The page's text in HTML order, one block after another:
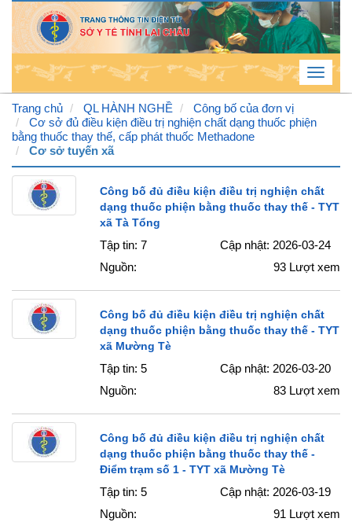
Thứ
5 , 6
/ 8 /
2026
Toggle
Trang chủ
QL HÀNH NGHỀ
Công bố của đơn vị
Cơ sở đủ điều kiện điều trị nghiện chất dạng thuốc phiện
bằng thuốc thay thế, cấp phát thuốc Methadone
Cơ sở tuyến xã
Công bố đủ điều kiện điều trị nghiện chất
dạng thuốc phiện bằng thuốc thay thế - TYT
xã Tà Tổng
Tập tin: 7
Cập nhật: 2026-03-24
Nguồn:
93 Lượt xem
Công bố đủ điều kiện điều trị nghiện chất
dạng thuốc phiện bằng thuốc thay thế - TYT
xã Mường Tè
Tập tin: 5
Cập nhật: 2026-03-20
Nguồn:
83 Lượt xem
Công bố đủ điều kiện điều trị nghiện chất
dạng thuốc phiện bằng thuốc thay thế -
Điểm trạm số 1 - TYT xã Mường Tè
Tập tin: 5
Cập nhật: 2026-03-19
Nguồn:
91 Lượt xem